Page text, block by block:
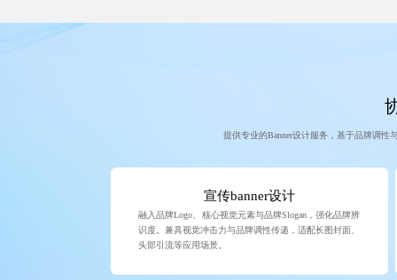
提供专业的Banner设计服务，基于品牌调性
宣传banner设计
融入品牌Logo、核心视觉元素与品牌Slogan，强化品牌辨
识度。兼具视觉冲击力与品牌调性传递，适配长图封面、
头部引流等应用场景。